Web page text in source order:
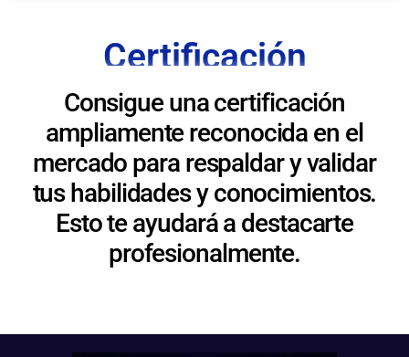
Certificación
Consigue una certificación
ampliamente reconocida en el
mercado para respaldar y validar
tus habilidades y conocimientos.
Esto te ayudará a destacarte
profesionalmente.